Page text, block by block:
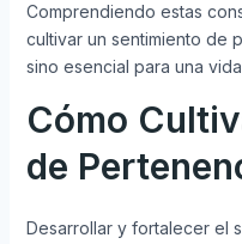
Comprendiendo estas
cultivar un sentimiento de
sino esencial para una
Cómo
de
Desarrollar y fortalecer el